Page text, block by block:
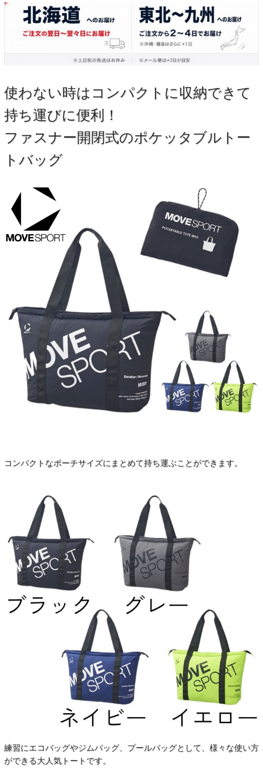
使わない時はコンパクトに収納できて
持ち運びに便利！
ファスナー開閉式のポケッタブルトー
トバッグ
コンパクトなポーチサイズにまとめて持ち運ぶことができます。
練習にエコバッグやジムバッグ、プールバッグとして、様々な使い方
ができる大人気トートです。